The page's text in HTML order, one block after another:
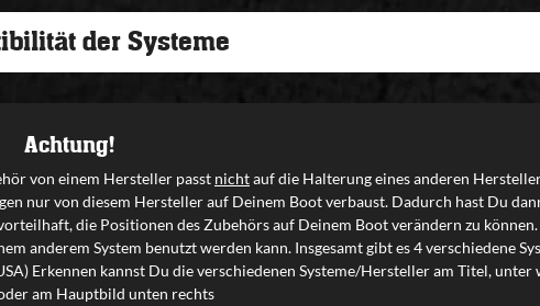
der Systeme
Achtung!
von einem Hersteller passt nichtauf die Halterung eines anderen
nur von diesem Hersteller auf Deinem Boot verbaust. Dadurch hast Du
die Positionen des Zubehörs auf Deinem Boot verändern zu
anderem System benutzt werden kann. Insgesamt gibt es 4 verschiedene
Erkennen kannst Du die verschiedenen Systeme/Hersteller am Titel,
am Hauptbild unten rechts